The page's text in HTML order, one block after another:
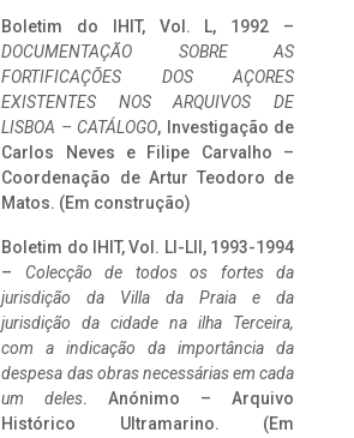
Boletim do IHIT, Vol. L, 1992 –
DOCUMENTAÇÃO SOBRE AS
FORTIFICAÇÕES DOS AÇORES
EXISTENTES NOS ARQUIVOS DE
LISBOA – CATÁLOGO, Investigação de
Carlos Neves e Filipe Carvalho –
Coordenação de Artur Teodoro de
Matos. (Em construção)
Boletim do IHIT, Vol. LI-LII, 1993-1994
– Colecção de todos os fortes da
jurisdição da Villa da Praia e da
jurisdição da cidade na ilha Terceira,
com a indicação da importância da
despesa das obras necessárias em cada
um deles. Anónimo – Arquivo
Histórico Ultramarino. (Em